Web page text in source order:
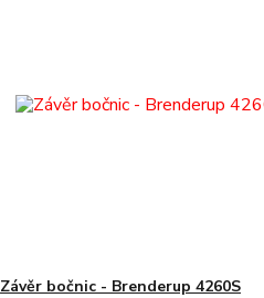
Závěr bočnic - Brenderup 4260S